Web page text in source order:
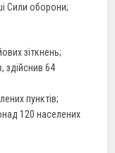
Сили оборони;
зіткнень;
здійснив 64
пунктів;
120 населених